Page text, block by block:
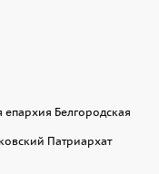
епархия Белгородская
Патриархат